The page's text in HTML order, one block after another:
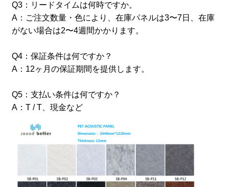
Q3：リードタイムは何時ですか。
A：ご注文数量・色により、在庫パネルは3〜7日、在庫
がない場合は2〜4週間かかります。
Q4：保証条件は何ですか？
A：12ヶ月の保証期間を提供します。
Q5：支払い条件は何ですか？
A：T / T、現金など